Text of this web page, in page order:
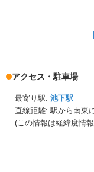
アクセス・駐車場
最寄り駅: 池下駅
直線距離: 駅から南東
(この情報は経緯度情